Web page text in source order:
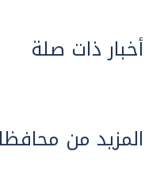
أخبار ذات صلة
المزيد من